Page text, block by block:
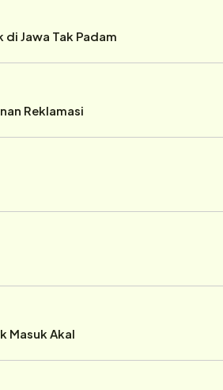
di Jawa Tak Padam
Reklamasi
Masuk Akal